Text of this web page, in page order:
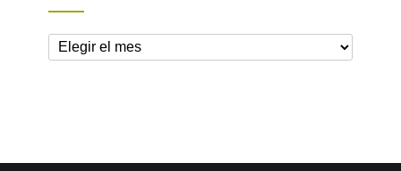
Notícies
ordenades